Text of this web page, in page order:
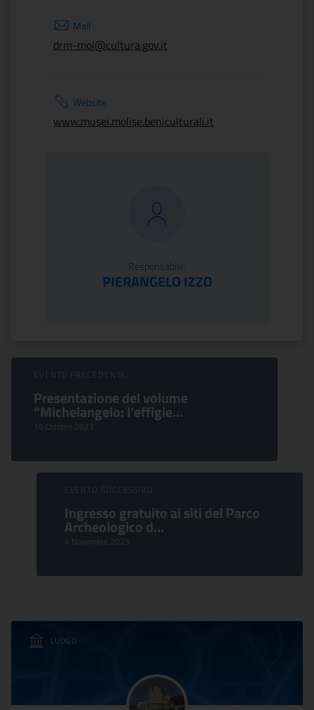
Mail
drm-mol@cultura.gov.it
Website
www.musei.molise.beniculturali.it
Responsabile:
PIERANGELO IZZO
Sfoglia Eventi
EVENTO PRECEDENTE:
Presentazione del volume
“Michelangelo: l’effigie...
16 Ottobre 2023
EVENTO SUCCESSIVO:
Ingresso gratuito ai siti del Parco
Archeologico d...
4 Novembre 2023
LUOGO